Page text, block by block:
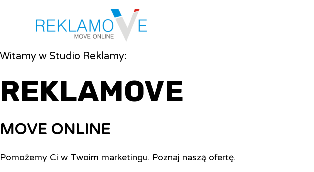
Witamy w Studio Reklamy:
REKLAMOVE
MOVE ONLINE
Pomożemy Ci w Twoim marketingu. Poznaj naszą ofertę.